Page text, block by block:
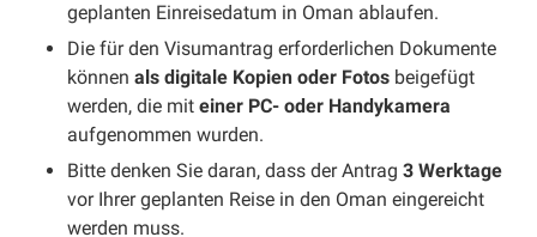
geplanten Einreisedatum in Oman ablaufen.
Die für den Visumantrag erforderlichen Dokumente
können als digitale Kopien oder Fotos beigefügt
werden, die mit einer PC- oder Handykamera
aufgenommen wurden.
Bitte denken Sie daran, dass der Antrag 3 Werktage
vor Ihrer geplanten Reise in den Oman eingereicht
werden muss.